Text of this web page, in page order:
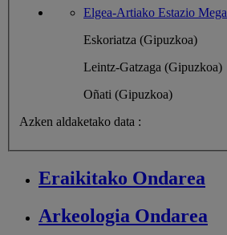
Elgea-Artiako Estazio
Eskoriatza (Gipuzkoa)
Leintz-Gatzaga (Gipuzkoa)
Oñati (Gipuzkoa)
Azken aldaketako data :
Eraikitako Ondarea
Arkeologia Ondarea